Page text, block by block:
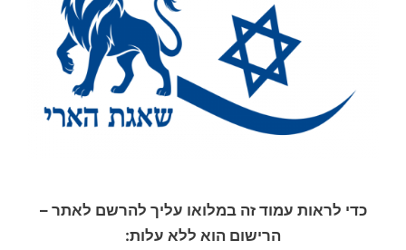
כדי לראות עמוד זה במלואו עליך להרשם לאתר –
הרישום הוא ללא עלות: